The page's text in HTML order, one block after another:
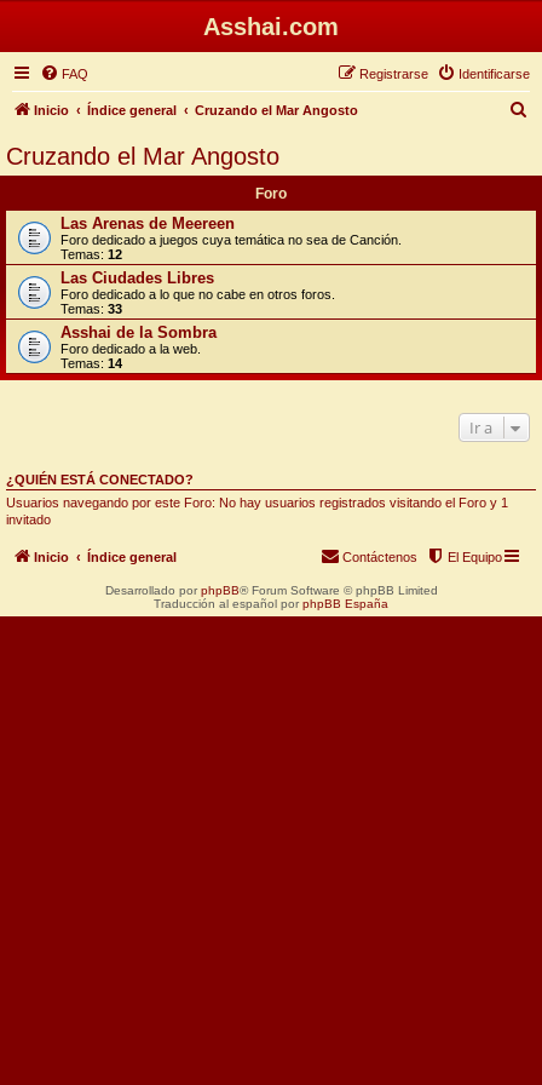
Asshai.com
FAQ Identificarse
Registrarse
Inicio Índice general Cruzando el Mar Angosto
Cruzando el Mar Angosto
Foro
Las Arenas de Meereen
Foro dedicado a juegos cuya temática no sea de Canción.
Temas: 12
Las Ciudades Libres
Foro dedicado a lo que no cabe en otros foros.
Temas: 33
Asshai de la Sombra
Foro dedicado a la web.
Temas: 14
Ir a
¿QUIÉN ESTÁ CONECTADO?
Usuarios navegando por este Foro: No hay usuarios registrados visitando el Foro y 1
invitado
Inicio Índice general El Equipo
Contáctenos
Desarrollado por phpBB® Forum Software © phpBB Limited
Traducción al español por phpBB España